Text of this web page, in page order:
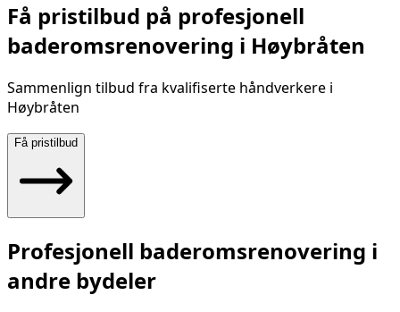
Få pristilbud på profesjonell
baderomsrenovering i Høybråten
Sammenlign tilbud fra kvalifiserte håndverkere i
Høybråten
Få pristilbud
Profesjonell baderomsrenovering i
andre bydeler